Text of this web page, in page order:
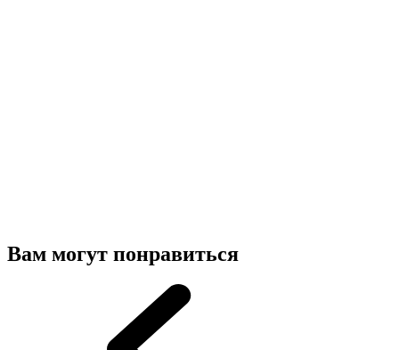
Вам могут понравиться